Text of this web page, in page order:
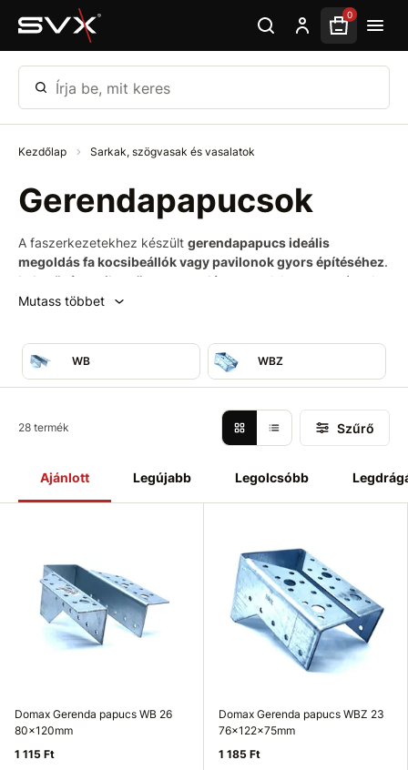
Ugrás az oldal fő részéhez 0
Írja be, mit keres
Kezdőlap Sarkak, szögvasak és vasalatok
Gerendapapucsok
A faszerkezetekhez készült gerendapapucs ideális
megoldás fa kocsibeállók vagy pavilonok gyors építéséhez.
Lehetővé teszik az összeszerelést
a csatlakoztatott részek
közöttirés nélkül. Több tucat méretben gyártják, a piacon
gerendákbetonfalhoz való rögzítésére ishasználhatók
Mutass többet
WB WBZ
Ajánlott Legújabb Legolcsóbb
28 termék Szűrő
Domax Gerenda papucs WB 26
80x120mm
1 115 Ft
Domax Gerenda papucs WBZ 23
76x122x75mm
1 185 Ft